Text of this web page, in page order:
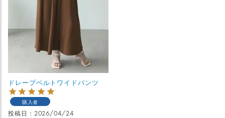
ドレープベルトワイドパンツ
購入者
投稿日 2026/04/24